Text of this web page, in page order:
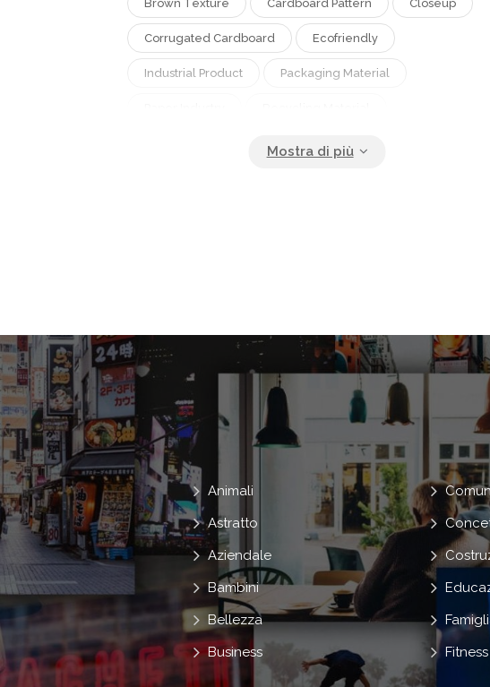
Brown Texture Cardboard Pattern Closeup
Corrugated Cardboard Ecofriendly
Industrial Product Packaging Material
Animali
Astratto
Aziendale
Bambini
Bellezza
Business
Fitness